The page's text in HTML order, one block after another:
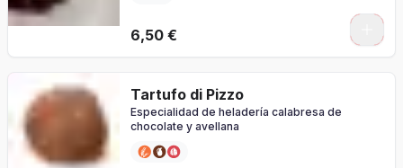
6,50 €
Tartufo di Pizzo
Especialidad de heladería calabresa de
chocolate y avellana